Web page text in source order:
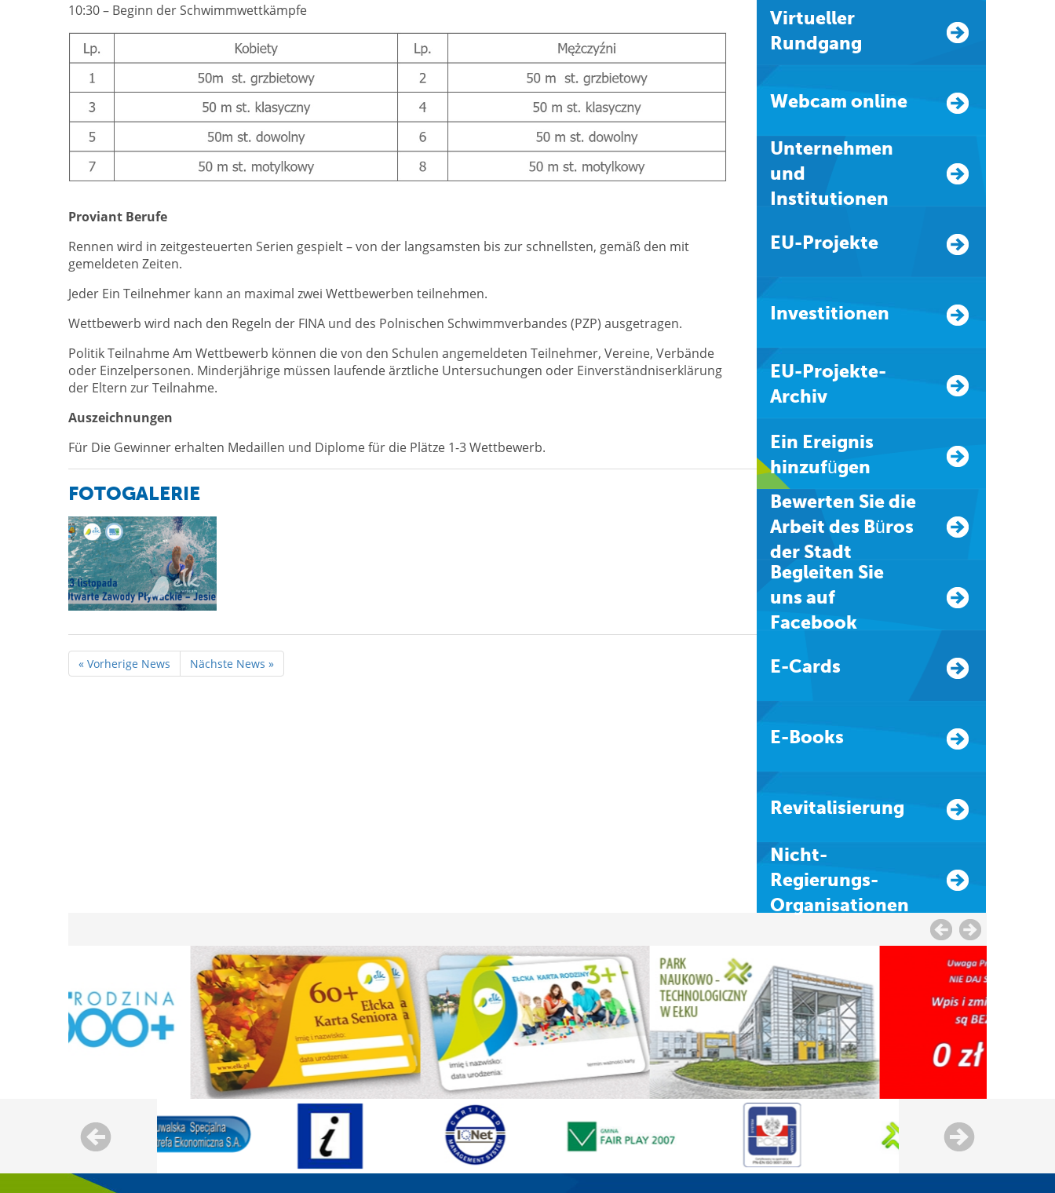
10:30 – Beginn der Schwimmwettkämpfe
Proviant Berufe
Rennen wird in zeitgesteuerten Serien gespielt – von der langsamsten bis zur schnellsten, gemäß den mit
gemeldeten Zeiten.
Jeder Ein Teilnehmer kann an maximal zwei Wettbewerben teilnehmen.
Wettbewerb wird nach den Regeln der FINA und des Polnischen Schwimmverbandes (PZP) ausgetragen.
Politik Teilnahme Am Wettbewerb können die von den Schulen angemeldeten Teilnehmer, Vereine, Verbände
oder Einzelpersonen. Minderjährige müssen laufende ärztliche Untersuchungen oder Einverständniserklärung
der Eltern zur Teilnahme.
Auszeichnungen
Für Die Gewinner erhalten Medaillen und Diplome für die Plätze 1-3 Wettbewerb.
FOTOGALERIE
« Vorherige News Nächste News »
Virtueller
Rundgang
Webcam online
Unternehmen
und
Institutionen
EU-Projekte
Investitionen
EU-Projekte-
Archiv
Ein Ereignis
hinzufügen
Bewerten Sie die
Arbeit des Büros
der Stadt
Begleiten Sie
uns auf
Facebook
E-Cards
E-Books
Revitalisierung
Nicht-
Regierungs-
Organisationen